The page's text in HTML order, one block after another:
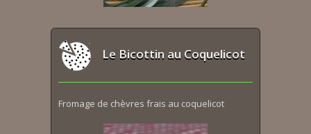
Le Bicottin au Coquelicot
Fromage de chèvres frais au coquelicot